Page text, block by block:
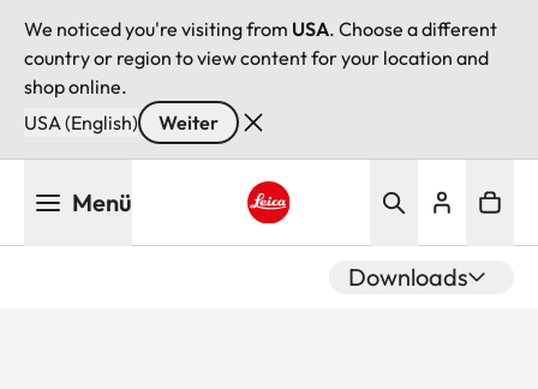
We noticed you're visiting from USA. Choose a different
country or region to view content for your location and
shop online.
USA (English)
Weiter
Menü
Downloads